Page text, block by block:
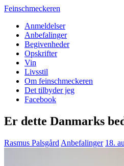
Feinschmeckeren
Anmeldelser
Anbefalinger
Begivenheder
Opskrifter
Vin
Livsstil
Om feinschmeckeren
Det tilbyder jeg
Facebook
Er dette Danmarks
Rasmus Palsgård Anbefalinger 18.